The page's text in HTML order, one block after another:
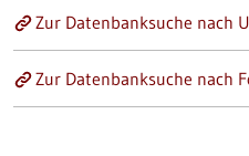
Zur Datenbanksuche nach
Zur Datenbanksuche nach